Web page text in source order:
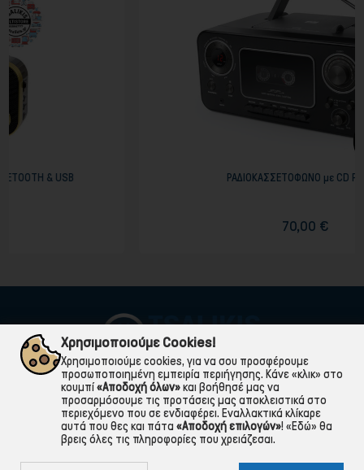
ΡΑΔΙΟΚΑΣΣΕΤΟΦΩΝΟ με CD PLAYER
ΠΛΗΡΟΦΟΡΙΕΣ
Χρησιμοποιούμε Cookies!
Χρησιμοποιούμε cookies, για να σου προσφέρουμε
προσωποποιημένη εμπειρία περιήγησης. Κάνε «κλικ» στο
κουμπί«Αποδοχή όλων»και βοήθησέ μας να
προσαρμόσουμε τις προτάσεις μας αποκλειστικά στο
περιεχόμενο που σε ενδιαφέρει. Εναλλακτικά κλίκαρε
αυτά που θες και πάτα «Αποδοχή επιλογών»! «Εδώ» θα
βρεις όλες τις πληροφορίες που χρειάζεσαι.